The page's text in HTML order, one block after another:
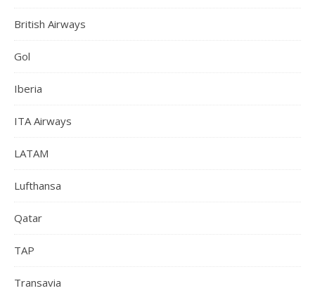
British Airways
Gol
Iberia
ITA Airways
LATAM
Lufthansa
Qatar
TAP
Transavia